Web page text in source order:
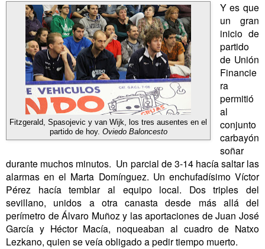
Fitzgerald, Spasojevic y van Wijk, los tres ausentes en el
partido de hoy. Oviedo Baloncesto
Y es que
un gran
inicio de
partido
de Unión
Financie
ra
permitió
al
conjunto
carbayón
soñar
durante muchos minutos. Un parcial de 3-14 hacía saltar las
alarmas en el Marta Domínguez. Un enchufadísimo Víctor
Pérez hacía temblar al equipo local. Dos triples del
sevillano, unidos a otra canasta desde más allá del
perímetro de Álvaro Muñoz y las aportaciones de Juan José
García y Héctor Macía, noqueaban al cuadro de Natxo
Lezkano, quien se veía obligado a pedir tiempo muerto.